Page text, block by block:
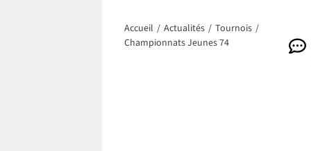
Accueil / Actualités / Tournois /
Championnats Jeunes 74